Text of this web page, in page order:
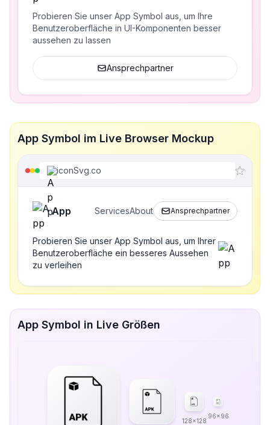
Probieren Sie unser App Symbol aus, um Ihre
Benutzeroberfläche in UI-Komponenten besser
aussehen zu lassen
Ansprechpartner
App Symbol im Live Browser Mockup
iconSvg.co
App ServicesAbout Ansprechpartner
Probieren Sie unser App Symbol aus, um Ihrer
Benutzeroberfläche ein besseres Aussehen
zu verleihen
App Symbol in Live Größen
128x128
96x96